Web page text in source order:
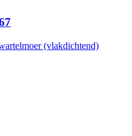
(vlakdichtend)